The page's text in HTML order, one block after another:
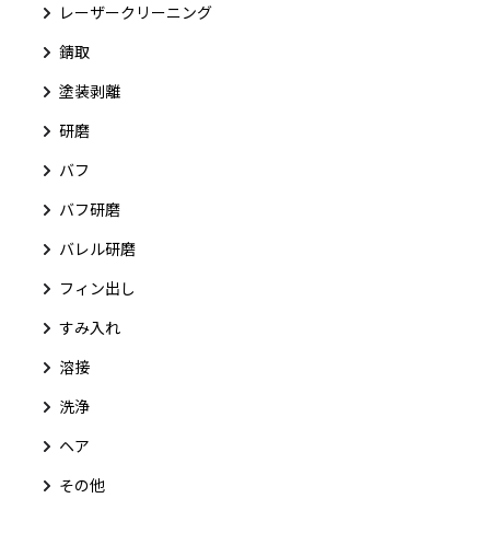
レーザークリーニング
錆取
塗装剥離
研磨
バフ
バフ研磨
バレル研磨
フィン出し
すみ入れ
溶接
洗浄
ヘア
その他